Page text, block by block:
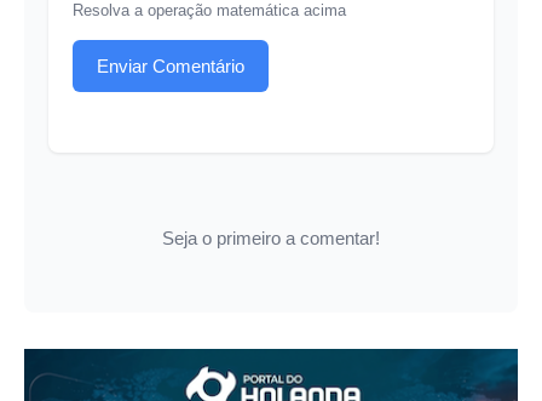
Resolva a operação matemática acima
Enviar Comentário
Seja o primeiro a comentar!